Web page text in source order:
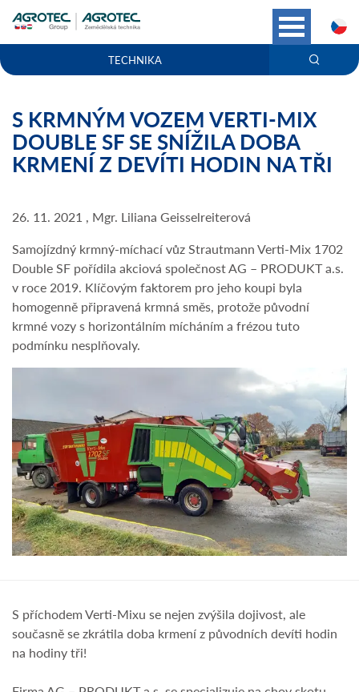
TECHNIKA
S KRMNÝM VOZEM VERTI-MIX
DOUBLE SF SE SNÍŽILA DOBA
KRMENÍ Z DEVÍTI HODIN NA TŘI
26. 11. 2021 , Mgr. Liliana Geisselreiterová
Samojízdný krmný-míchací vůz Strautmann Verti-Mix 1702
Double SF pořídila akciová společnost AG – PRODUKT a.s.
v roce 2019. Klíčovým faktorem pro jeho koupi byla
homogenně připravená krmná směs, protože původní
krmné vozy s horizontálním mícháním a frézou tuto
podmínku nesplňovaly.
S příchodem Verti-Mixu se nejen zvýšila dojivost, ale
současně se zkrátila doba krmení z původních devíti hodin
na hodiny tři!